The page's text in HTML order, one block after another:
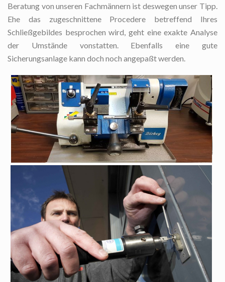
Beratung von unseren Fachmännern ist deswegen unser Tipp.
Ehe das zugeschnittene Procedere betreffend Ihres
Schließgebildes besprochen wird, geht eine exakte Analyse
der Umstände vonstatten. Ebenfalls eine gute
Sicherungsanlage kann doch noch angepaßt werden.